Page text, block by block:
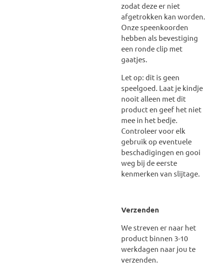
zodat deze er niet
afgetrokken kan worden.
Onze speenkoorden
hebben als bevestiging
een ronde clip met
gaatjes.
Let op: dit is geen
speelgoed. Laat je kindje
nooit alleen met dit
product en geef het niet
mee in het bedje.
Controleer voor elk
gebruik op eventuele
beschadigingen en gooi
weg bij de eerste
kenmerken van slijtage.
Verzenden
We streven er naar het
product binnen 3-10
werkdagen naar jou te
verzenden.